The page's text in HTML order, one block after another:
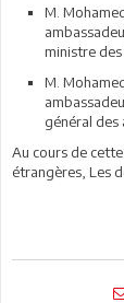
M.
ministre
M.
général des
Au cours de
étrangères, Les